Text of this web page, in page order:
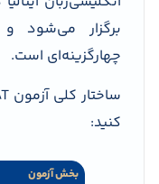
برگزار می‌شود
چهارگزینه‌ای است.
کنید:
بخش آزمون